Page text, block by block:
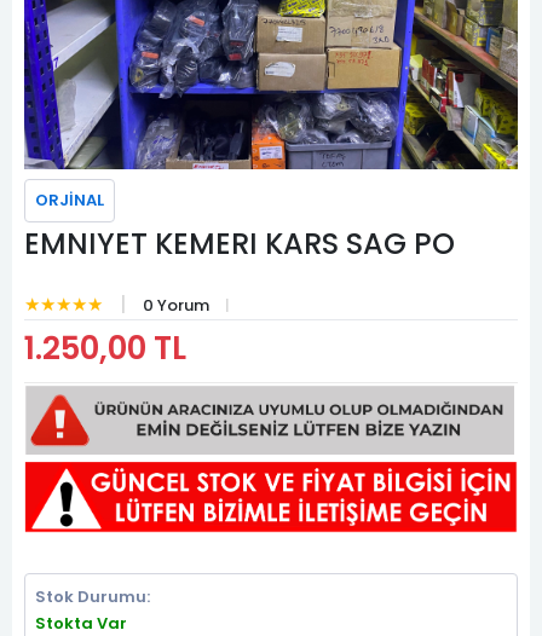
ORJİNAL
EMNIYET KEMERI KARS SAG PO
★★★★★ 0 Yorum
1.250,00 TL
Stok Durumu:
Stokta Var